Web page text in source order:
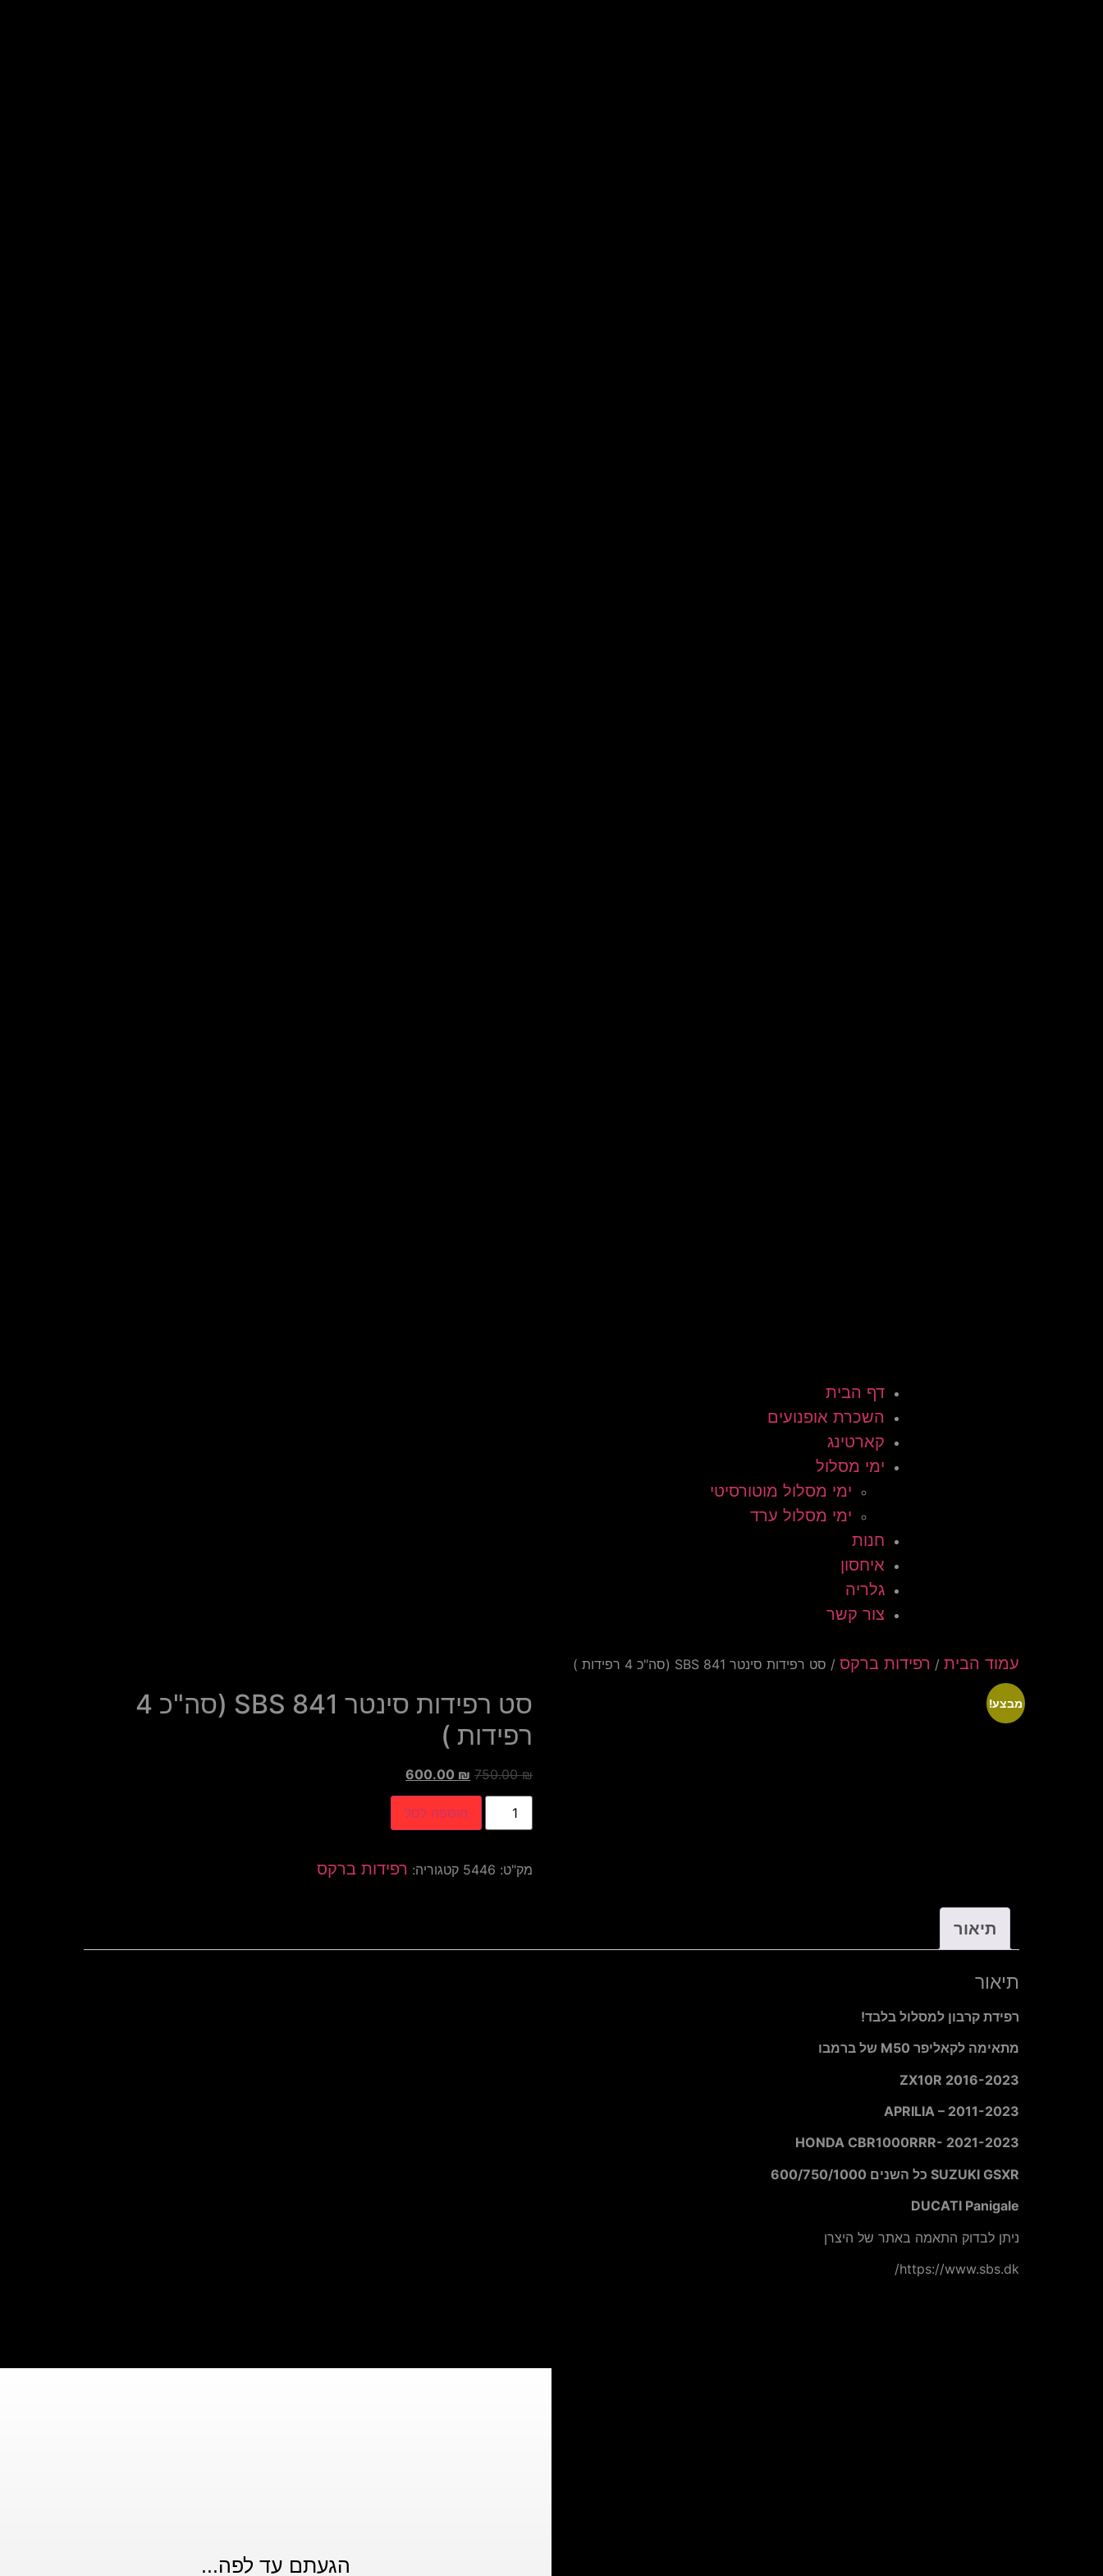
דף הבית
השכרת אופנועים
קארטינג
ימי מסלול
ימי מסלול מוטורסיטי
ימי מסלול ערד
חנות
איחסון
גלריה
צור קשר
עמוד הבית / רפידות ברקס / סט רפידות סינטר 841 SBS (סה"כ 4 רפידות )
מבצע!
סט רפידות סינטר 841 SBS (סה"כ 4
רפידות )
750.00₪
600.00 ₪
הוספה לסל
מק"ט: 5446 קטגוריה: רפידות ברקס
תיאור
תיאור
רפידת קרבון למסלול בלבד!
מתאימה לקאליפר M50 של ברמבו
ZX10R 2016-2023
APRILIA – 2011-2023
HONDA CBR1000RRR- 2021-2023
SUZUKI GSXR כל השנים 600/750/1000
DUCATI Panigale
ניתן לבדוק התאמה באתר של היצרן
https://www.sbs.dk/
הגעתם עד לפה...